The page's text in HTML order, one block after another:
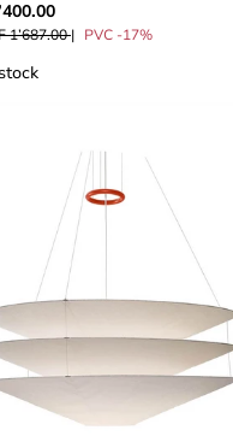
1’687.00 PVC -17%